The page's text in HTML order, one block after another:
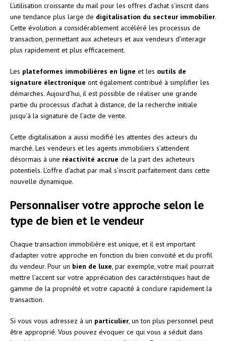
L’utilisation croissante du mail pour les offres d’achat s’inscrit dans
une tendance plus large de digitalisation du secteur immobilier.
Cette évolution a considérablement accéléré les processus de
transaction, permettant aux acheteurs et aux vendeurs d’interagir
plus rapidement et plus efficacement.
Les plateformes immobilières en ligne et les outils de
signature électronique ont également contribué à simplifier les
démarches. Aujourd’hui, il est possible de réaliser une grande
partie du processus d’achat à distance, de la recherche initiale
jusqu’à la signature de l’acte de vente.
Cette digitalisation a aussi modifié les attentes des acteurs du
marché. Les vendeurs et les agents immobiliers s’attendent
désormais à une réactivité accrue de la part des acheteurs
potentiels. L’offre d’achat par mail s’inscrit parfaitement dans cette
nouvelle dynamique.
Personnaliser votre approche selon le
type de bien et le vendeur
Chaque transaction immobilière est unique, et il est important
d’adapter votre approche en fonction du bien convoité et du profil
du vendeur. Pour un bien de luxe , par exemple, votre mail pourrait
mettre l’accent sur votre appréciation des caractéristiques haut de
gamme de la propriété et votre capacité à conclure rapidement la
transaction.
Si vous vous adressez à un particulier , un ton plus personnel peut
être approprié. Vous pouvez évoquer ce qui vous a séduit dans